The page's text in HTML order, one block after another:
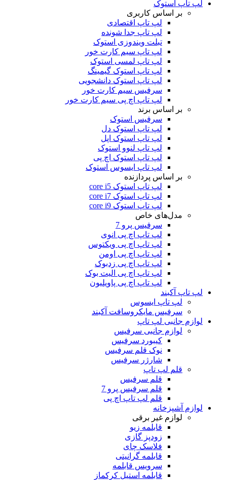
لپ تاپ استوک
بر اساس کاربری
لپ تاپ اقتصادی
لپ تاپ جدا شونده
تبلت ویندوزی استوک
لپ تاپ سیم کارت خور
لپ تاپ لمسی استوک
لپ تاپ استوک گیمینگ
لپ تاپ استوک دانشجویی
سرفیس سیم کارت خور
لپ تاپ اچ پی سیم کارت خور
بر اساس برند
سرفیس استوک
لپ تاپ استوک دل
لپ تاپ استوک اپل
لپ تاپ لنوو استوک
لپ تاپ استوک اچ پی
لپ تاپ ایسوس استوک
بر اساس پردازنده
لپ تاپ استوک core i5
لپ تاپ استوک core i7
لپ تاپ استوک core i9
مدل‌های خاص
سرفیس پرو 7
لپ تاپ اچ پی انوی
لپ تاپ اچ پی ویکتوس
لپ تاپ اچ پی اومن
لپ تاپ اچ پی زدبوک
لپ تاپ اچ پی الیت بوک
لپ تاپ اچ پی پاویلیون
لپ تاپ آکبند
لپ تاپ ایسوس
سرفیس مایکروسافت آکبند
لوازم جانبی لپ تاپ
لوازم جانبی سرفیس
کیبورد سرفیس
نوک قلم سرفیس
شارژر سرفیس
قلم لپ تاپ
قلم سرفیس
قلم سرفیس پرو 7
قلم لپ تاپ اچ پی
لوازم آشپزخانه
لوازم غیر برقی
قابلمه زیو
زودپز گازی
فلاسک چای
قابلمه گرانیتی
سرویس قابلمه
قابلمه استیل کرکماز